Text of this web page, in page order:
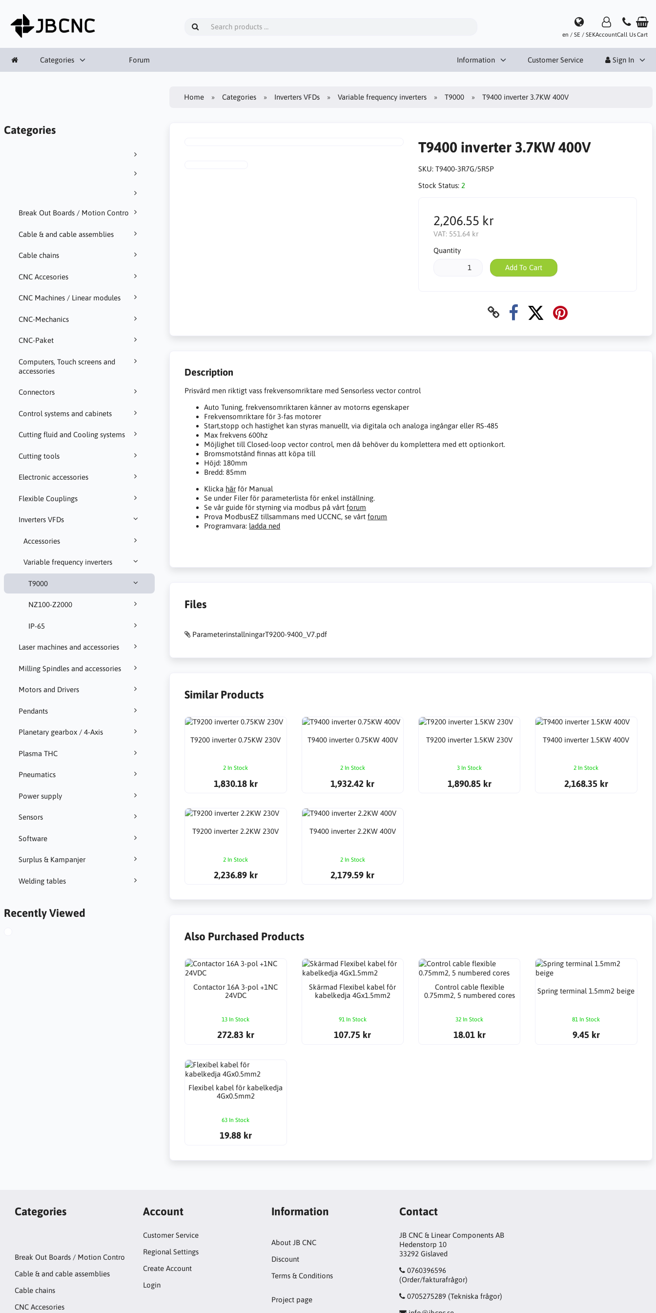
en / SE / SEKAccountCall UsCart
Categories Forum Information Customer Service Sign In
Categories
Break Out Boards / Motion Contro
Cable & and cable assemblies
Cable chains
CNC Accesories
CNC Machines / Linear modules
CNC-Mechanics
CNC-Paket
Computers, Touch screens and
accessories
Connectors
Control systems and cabinets
Cutting fluid and Cooling systems
Cutting tools
Electronic accessories
Flexible Couplings
Inverters VFDs
Accessories
Variable frequency inverters
T9000
NZ100-Z2000
IP-65
Laser machines and accessories
Milling Spindles and accessories
Motors and Drivers
Pendants
Planetary gearbox / 4-Axis
Plasma THC
Pneumatics
Power supply
Sensors
Software
Surplus & Kampanjer
Welding tables
Recently Viewed
Home Categories Inverters VFDs Variable frequency inverters T9000 T9400 inverter 3.7KW 400V
T9400 inverter 3.7KW 400V
SKU: T9400-3R7G/5R5P
Stock Status: 2
2,206.55 kr
VAT: 551.64 kr
Quantity
Add To Cart
Description
Prisvärd men riktigt vass frekvensomriktare med Sensorless vector control
Auto Tuning, frekvensomriktaren känner av motorns egenskaper
Frekvensomriktare för 3-fas motorer
Start,stopp och hastighet kan styras manuellt, via digitala och analoga ingångar eller RS-485
Max frekvens 600hz
Möjlighet till Closed-loop vector control, men då behöver du komplettera med ett optionkort.
Bromsmotstånd finnas att köpa till
Höjd: 180mm
Bredd: 85mm
Klicka här för Manual
Se under Filer för parameterlista för enkel inställning.
Se vår guide för styrning via modbus på vårtforum
Prova ModbusEZ tillsammans med UCCNC, se vårtforum
Programvara: ladda ned
Files
ParameterinstallningarT9200-9400_V7.pdf
Similar Products
T9200 inverter 0.75KW 230V
2 In Stock
1,830.18 kr
T9400 inverter 0.75KW 400V
2 In Stock
1,932.42 kr
T9200 inverter 1.5KW 230V
3 In Stock
1,890.85 kr
T9400 inverter 1.5KW 400V
2 In Stock
2,168.35 kr
T9200 inverter 2.2KW 230V
2 In Stock
2,236.89 kr
T9400 inverter 2.2KW 400V
2 In Stock
2,179.59 kr
Also Purchased Products
Contactor 16A 3-pol +1NC
24VDC
13 In Stock
272.83 kr
Skärmad Flexibel kabel för
kabelkedja 4Gx1.5mm2
91 In Stock
107.75 kr
Control cable flexible
0.75mm2, 5 numbered cores
32 In Stock
18.01 kr
Spring terminal 1.5mm2 beige
81 In Stock
9.45 kr
Flexibel kabel för kabelkedja
4Gx0.5mm2
63 In Stock
19.88 kr
Categories
Break Out Boards / Motion Contro
Cable & and cable assemblies
Cable chains
CNC Accesories
Account
Customer Service
Regional Settings
Create Account
Login
Information
About JB CNC
Discount
Terms & Conditions
Project page
Contact
JB CNC & Linear Components AB
Hedenstorp 10
33292 Gislaved
0760396596
(Order/fakturafrågor)
0705275289 (Tekniska frågor)